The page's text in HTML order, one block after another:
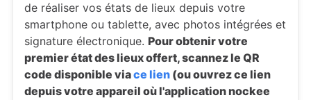
de réaliser vos états de lieux depuis votre
smartphone ou tablette, avec photos intégrées et
signature électronique. Pour obtenir votre
premier état des lieux offert, scannez le QR
code disponible viace lien (ou ouvrez ce lien
depuis votre appareil où l'application nockee